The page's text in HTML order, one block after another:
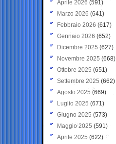
Aprile 2026 (591)
Marzo 2026 (641)
Febbraio 2026 (617)
Gennaio 2026 (652)
Dicembre 2025 (627)
Novembre 2025 (668)
Ottobre 2025 (651)
Settembre 2025 (662)
Agosto 2025 (669)
Luglio 2025 (671)
Giugno 2025 (573)
Maggio 2025 (591)
Aprile 2025 (622)